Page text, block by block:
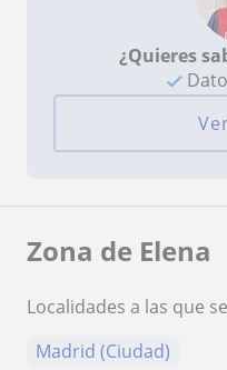
¿Quieres
Zona de Elena
Localidades a las que
Madrid (Ciudad)